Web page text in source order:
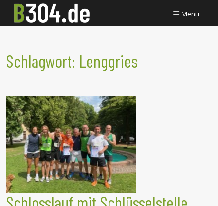
Menü
Schlagwort: Lenggries